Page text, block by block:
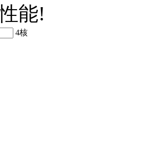
能!
4核